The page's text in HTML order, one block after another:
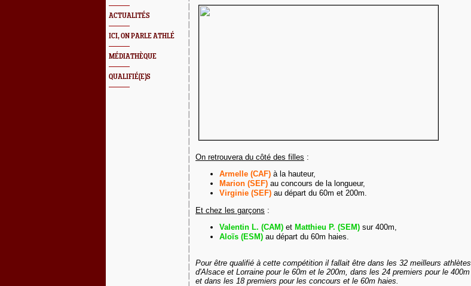
ACTUALITÉS
ICI, ON PARLE ATHLÉ
MÉDIATHÈQUE
QUALIFIÉ(E)S
On retrouvera du côté des filles :
Armelle (CAF) à la hauteur,
Marion (SEF) au concours de la longueur,
Virginie (SEF) au départ du 60m et 200m.
Et chez les garçons :
Valentin L. (CAM) et Matthieu P. (SEM) sur 400m,
Aloïs (ESM) au départ du 60m haies.
Pour être qualifié à cette compétition il fallait être dans les 32 meilleurs athlètes
d'Alsace et Lorraine pour le 60m et le 200m, dans les 24 premiers pour le 400m
et dans les 18 premiers pour les concours et le 60m haies.